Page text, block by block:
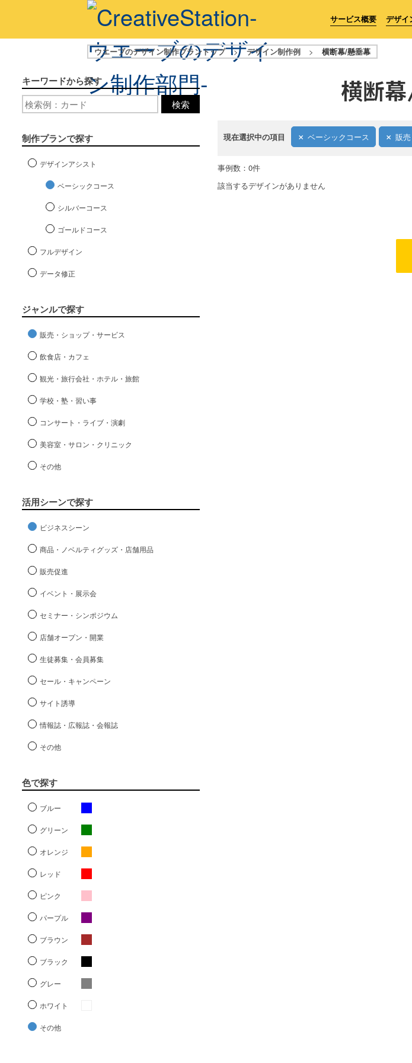
サービス概要 デザイ
ウエーブのデザイン制作プラントップ > デザイン制作例 > 横断幕/懸垂幕
横断
現在選択中の項目 ベーシックコース 販
キーワードから探す
検索
制作プランで探す
デザインアシスト
ベーシックコース
シルバーコース
ゴールドコース
フルデザイン
データ修正
ジャンルで探す
販売・ショップ・サービス
飲食店・カフェ
観光・旅行会社・ホテル・旅館
学校・塾・習い事
コンサート・ライブ・演劇
美容室・サロン・クリニック
その他
活用シーンで探す
ビジネスシーン
商品・ノベルティグッズ・店舗用品
販売促進
イベント・展示会
セミナー・シンポジウム
店舗オープン・開業
生徒募集・会員募集
セール・キャンペーン
サイト誘導
情報誌・広報誌・会報誌
その他
色で探す
ブルー
グリーン
オレンジ
レッド
ピンク
パープル
ブラウン
ブラック
グレー
ホワイト
その他
事例数：0件
該当するデザインがありません